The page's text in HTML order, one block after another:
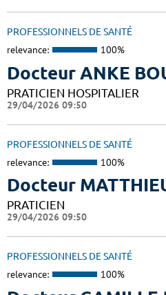
PROFESSIONNELS DE SANTÉ
relevance: 100%
Docteur ANKE
PRATICIEN HOSPITALIER
29/04/2026 09:50
PROFESSIONNELS DE SANTÉ
relevance: 100%
Docteur
PRATICIEN
29/04/2026 09:50
PROFESSIONNELS DE SANTÉ
relevance: 100%